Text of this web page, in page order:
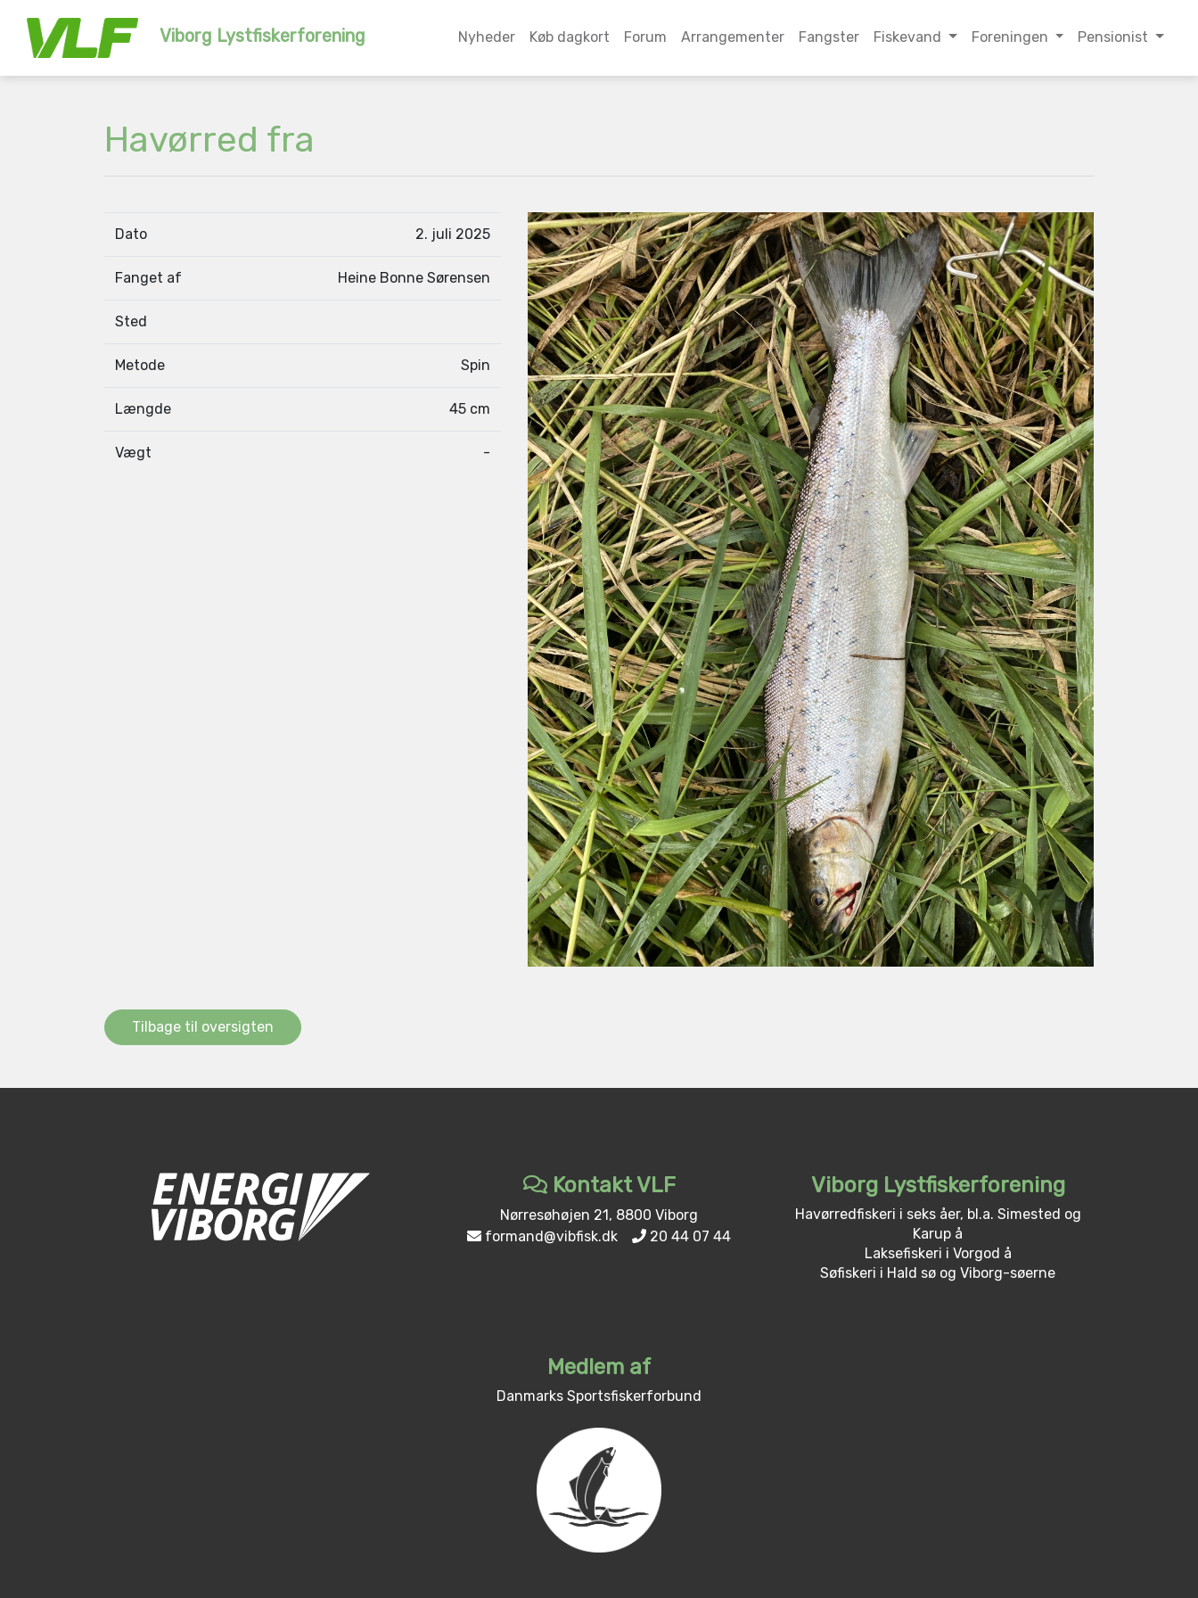
Viborg Lystfiskerforening Nyheder Køb dagkort Forum Arrangementer Fangster Fiskevand Foreningen Pensionist
Havørred fra
Dato 2. juli 2025
Fanget af Heine Bonne Sørensen
Sted
Metode Spin
Længde 45 cm
Vægt -
Tilbage til oversigten
Kontakt VLF
Nørresøhøjen 21, 8800 Viborg
formand@vibfisk.dk
20 44 07 44
Medlem af
Danmarks Sportsfiskerforbund
Viborg Lystfiskerforening
Havørredfiskeri i seks åer, bl.a. Simested og
Karup å
Laksefiskeri i Vorgod å
Søfiskeri i Hald sø og Viborg-søerne